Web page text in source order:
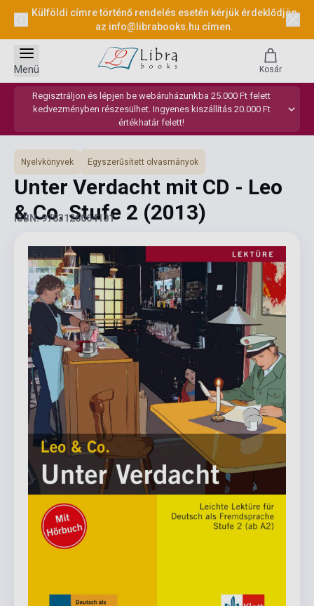
Külföldi címre történő rendelés esetén kérjük érdeklődjön
az info@librabooks.hu címen.
Regisztráljon és lépjen be webáruházunkba 25.000 Ft felett
kedvezményben részesülhet. Ingyenes kiszállítás 20.000 Ft
értékhatár felett!
Menü Kosár
Nyelvkönyvek Egyszerűsített olvasmányok
Unter Verdacht mit CD - Leo
& Co. Stufe 2 (2013)
ISBN: 9783126064101